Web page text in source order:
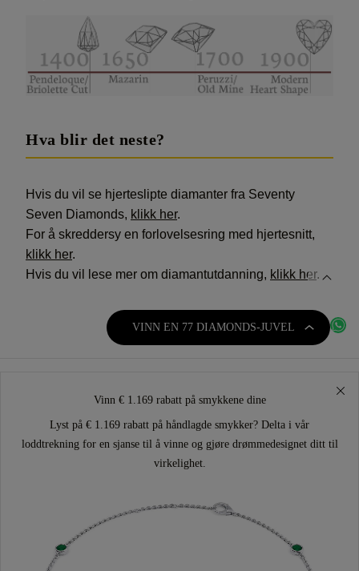
Hva blir det neste?
Hvis du vil se hjerteslipte diamanter fra Seventy
Seven Diamonds, klikk her.
For å skreddersy en forlovelsesring med hjertesnitt,
klikk her.
Hvis du vil lese mer om diamantutdanning, klikk her.
VINN EN 77 DIAMONDS-JUVEL
Vinn € 1.169 rabatt på smykkene dine
Lyst på € 1.169 rabatt på håndlagde smykker? Delta i vår
loddtrekning for en sjanse til å vinne og gjøre drømmedesignet ditt til
virkelighet.